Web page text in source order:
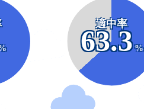
適中率
63.3
%